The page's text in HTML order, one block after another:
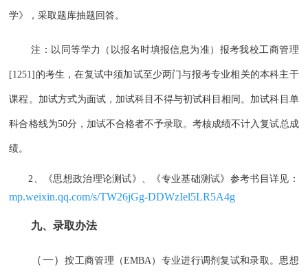
学》，采取题库抽题回答。
注：以同等学力（以报名时填报信息为准）报考我校工商管理
[1251]的考生，在复试中须加试至少两门与报考专业相关的本科主干
课程。加试方式为面试，加试科目不得与初试科目相同。加试科目单
科合格线为50分，加试不合格者不予录取。考核成绩不计入复试总成
绩。
2、 《思想政治理论测试》、《专业基础测试》参考书目详见 ：
mp.weixin.qq.com/s/TW26jGg-DDWzIel5LR5A4g
九、录取办法
（一）按工商管理（EMBA）专业进行调剂复试和录取。思想